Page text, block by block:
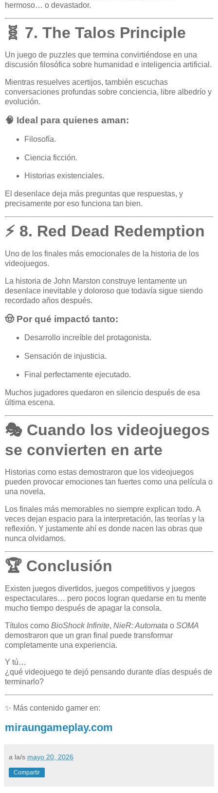
hermoso… o devastador.
🧬 7. The Talos Principle
Un juego de puzzles que termina convirtiéndose en una
discusión filosófica sobre humanidad e inteligencia artificial.
Mientras resuelves acertijos, también escuchas
conversaciones profundas sobre conciencia, libre albedrío y
evolución.
🧠 Ideal para quienes aman:
Filosofía.
Ciencia ficción.
Historias existenciales.
El desenlace deja más preguntas que respuestas, y
precisamente por eso funciona tan bien.
⚡ 8. Red Dead Redemption
Uno de los finales más emocionales de la historia de los
videojuegos.
La historia de John Marston construye lentamente un
desenlace inevitable y doloroso que todavía sigue siendo
recordado años después.
🤠 Por qué impactó tanto:
Desarrollo increíble del protagonista.
Sensación de injusticia.
Final perfectamente ejecutado.
Muchos jugadores quedaron en silencio después de esa
última escena.
🎭 Cuando los videojuegos
se convierten en arte
Historias como estas demostraron que los videojuegos
pueden provocar emociones tan fuertes como una película o
una novela.
Los finales más memorables no siempre explican todo. A
veces dejan espacio para la interpretación, las teorías y la
reflexión. Y justamente ahí es donde nacen las obras que
nunca olvidamos.
🏆 Conclusión
Existen juegos divertidos, juegos competitivos y juegos
espectaculares… pero pocos logran quedarse en tu mente
mucho tiempo después de apagar la consola.
Títulos como BioShock Infinite, NieR: Automata o SOMA
demostraron que un gran final puede transformar
completamente una experiencia.
Y tú…
¿qué videojuego te dejó pensando durante días después de
terminarlo?
✨ Más contenido gamer en:
miraungameplay.com
a la/s mayo 20, 2026
Compartir